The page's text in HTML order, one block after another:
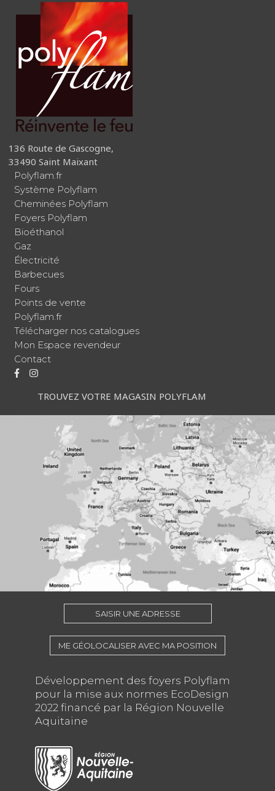
136 Route de Gascogne,
33490 Saint Maixant
Polyflam.fr
Système Polyflam
Cheminées Polyflam
Foyers Polyflam
Bioéthanol
Gaz
Électricité
Barbecues
Fours
Points de vente
Polyflam.fr
Télécharger nos catalogues
Mon Espace revendeur
Contact
TROUVEZ VOTRE MAGASIN POLYFLAM
SAISIR UNE ADRESSE
ME GÉOLOCALISER AVEC MA POSITION
Développement des foyers Polyflam
pour la mise aux normes EcoDesign
2022 financé par la Région Nouvelle
Aquitaine